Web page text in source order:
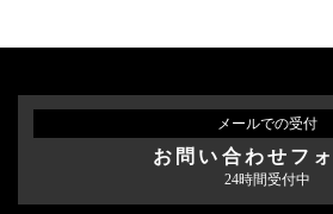
メールでの受付
お問い合わせフ
24時間受付中